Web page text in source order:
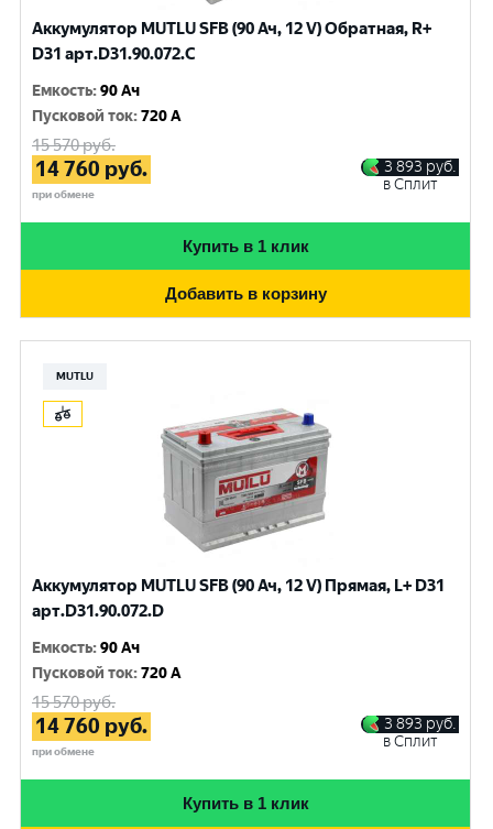
Аккумулятор MUTLU SFB (90 Ач, 12 V) Обратная, R+
D31 арт.D31.90.072.C
Емкость:90 Ач
Пусковой ток:720 A
15 570руб.
14 760 руб.
при обмене
3 893 руб.
в Сплит
Купить в 1 клик
Добавить в корзину
MUTLU
Аккумулятор MUTLU SFB (90 Ач, 12 V) Прямая, L+ D31
арт.D31.90.072.D
Емкость:90 Ач
Пусковой ток:720 A
15 570руб.
14 760 руб.
при обмене
3 893 руб.
в Сплит
Купить в 1 клик